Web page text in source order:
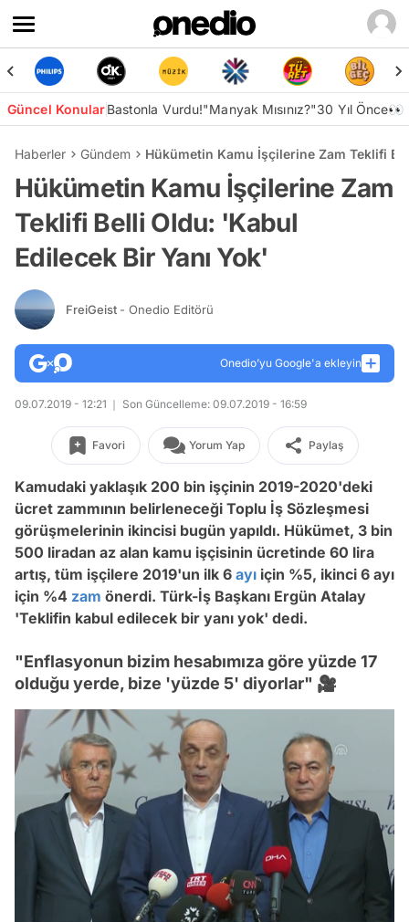
Güncel KonularBastonla Vurdu!"Manyak Mısınız?"30 Yıl Önce👀
Haberler Gündem Hükümetin Kamu İşçilerine Zam Teklifi
Hükümetin Kamu İşçilerine Zam
Teklifi Belli Oldu: 'Kabul
Edilecek Bir Yanı Yok'
FreiGeist - Onedio Editörü
Onedio’yu Google'a ekleyin
09.07.2019 - 12:21 Son Güncelleme: 09.07.2019 - 16:59
Favori Yorum Yap Paylaş
Kamudaki yaklaşık 200 bin işçinin 2019-2020'deki
ücret zammının belirleneceği Toplu İş Sözleşmesi
görüşmelerinin ikincisi bugün yapıldı. Hükümet, 3 bin
500 liradan az alan kamu işçisinin ücretinde 60 lira
artış, tüm işçilere 2019'un ilk 6 ayı için %5, ikinci 6 ayı
için %4 zam önerdi. Türk-İş Başkanı Ergün Atalay
'Teklifin kabul edilecek bir yanı yok' dedi.
"Enflasyonun bizim hesabımıza göre yüzde 17
olduğu yerde, bize 'yüzde 5' diyorlar" 🎥